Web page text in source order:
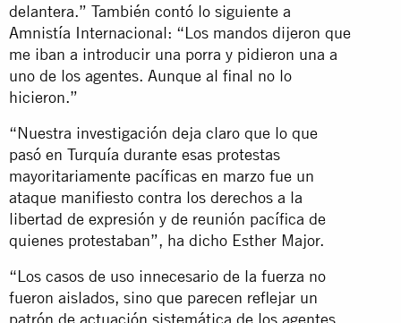
delantera.” También contó lo siguiente a
Amnistía Internacional: “Los mandos dijeron que
me iban a introducir una porra y pidieron una a
uno de los agentes. Aunque al final no lo
hicieron.”
“Nuestra investigación deja claro que lo que
pasó en Turquía durante esas protestas
mayoritariamente pacíficas en marzo fue un
ataque manifiesto contra los derechos a la
libertad de expresión y de reunión pacífica de
quienes protestaban”, ha dicho Esther Major.
“Los casos de uso innecesario de la fuerza no
fueron aislados, sino que parecen reflejar un
patrón de actuación sistemática de los agentes